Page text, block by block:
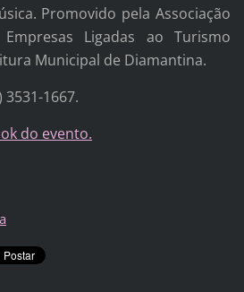
Promovido pela Associação
Ligadas ao Turismo
Municipal de Diamantina.
3531-1667.
do evento.